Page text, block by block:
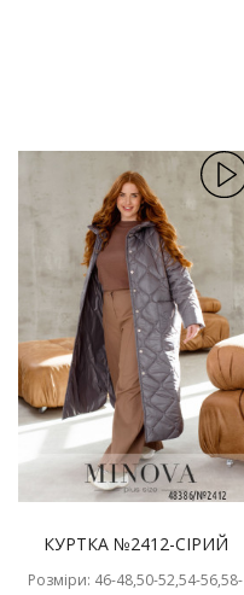
КУРТКА №2412-СІРИЙ
Розміри: 46-48,50-52,54-56,58-